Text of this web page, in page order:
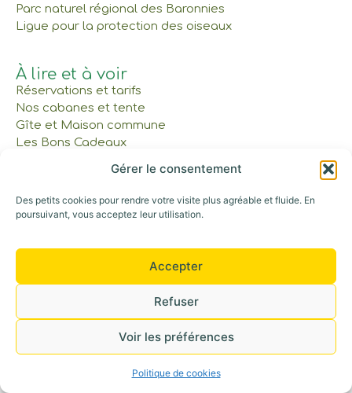
Gérer le consentement
Des petits cookies pour rendre votre visite plus agréable et fluide. En
poursuivant, vous acceptez leur utilisation.
Accepter
Refuser
Voir les préférences
Politique de cookies
Parc naturel régional des Baronnies
Ligue pour la protection des oiseaux
À lire et à voir
Réservations et tarifs
Nos cabanes et tente
Gîte et Maison commune
Les Bons Cadeaux
Appelez-nous au : 06 42 30 53 52